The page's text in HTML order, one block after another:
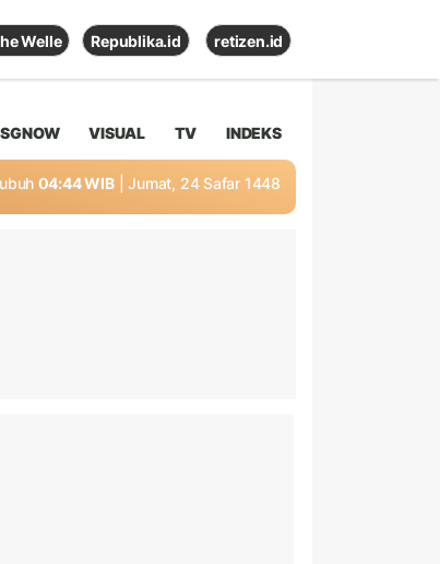
Welle Republika.id retizen.id
VISUAL TV INDEKS
04:44 WIB | Jumat, 24 Safar 1448